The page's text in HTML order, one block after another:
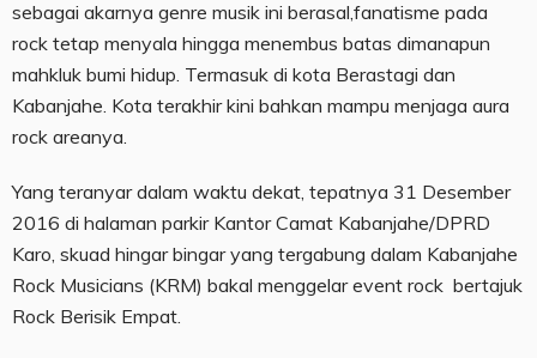
sebagai akarnya genre musik ini berasal,fanatisme pada
rock tetap menyala hingga menembus batas dimanapun
mahkluk bumi hidup. Termasuk di kota Berastagi dan
Kabanjahe. Kota terakhir kini bahkan mampu menjaga aura
rock areanya.
Yang teranyar dalam waktu dekat, tepatnya 31 Desember
2016 di halaman parkir Kantor Camat Kabanjahe/DPRD
Karo, skuad hingar bingar yang tergabung dalam Kabanjahe
Rock Musicians (KRM) bakal menggelar event rock bertajuk
Rock Berisik Empat.